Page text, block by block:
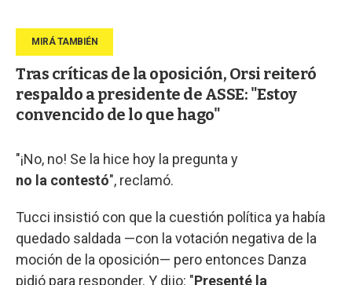
Tras críticas de la oposición, Orsi reiteró
respaldo a presidente de ASSE: "Estoy
convencido de lo que hago"
"¡No, no! Se la hice hoy la pregunta y
no la contestó", reclamó.
Tucci insistió con que la cuestión política ya había
quedado saldada —con la votación negativa de la
moción de la oposición— pero entonces Danza
pidió para responder. Y dijo: "Presenté la